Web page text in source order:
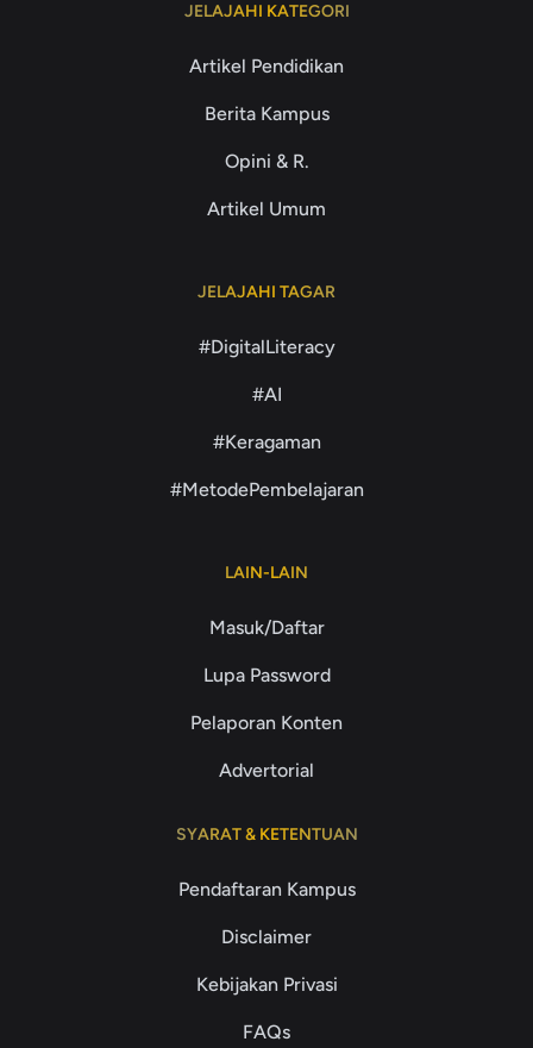
JELAJAHI KATEGORI
Artikel Pendidikan
Berita Kampus
Opini & R.
Artikel Umum
JELAJAHI TAGAR
#DigitalLiteracy
#AI
#Keragaman
#MetodePembelajaran
LAIN-LAIN
Masuk/Daftar
Lupa Password
Pelaporan Konten
Advertorial
SYARAT & KETENTUAN
Pendaftaran Kampus
Disclaimer
Kebijakan Privasi
FAQs